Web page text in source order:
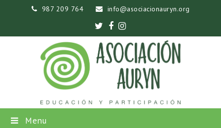
987 209 764 info@asociacionauryn.org
Twitter
Facebook
Instagram
Menu